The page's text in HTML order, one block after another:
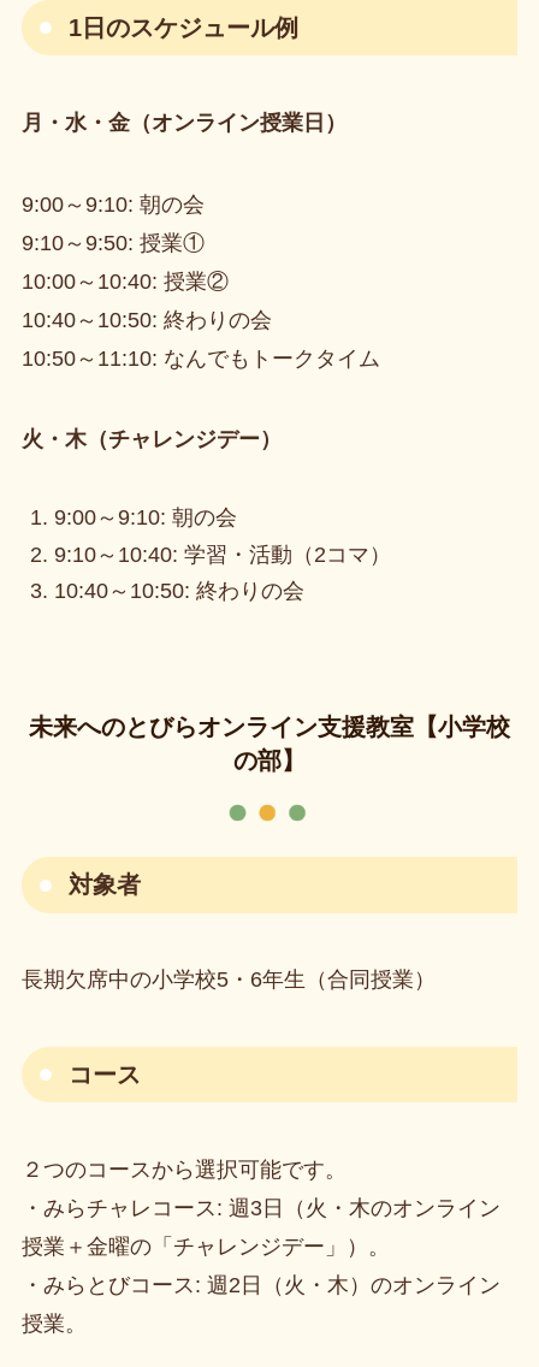
1日のスケジュール例
月・水・金（オンライン授業日）
9:00～9:10: 朝の会
9:10～9:50: 授業①
10:00～10:40: 授業②
10:40～10:50: 終わりの会
10:50～11:10: なんでもトークタイム
火・木（チャレンジデー）
9:00～9:10: 朝の会
9:10～10:40: 学習・活動（2コマ）
10:40～10:50: 終わりの会
未来へのとびらオンライン支援教室【小学校
の部】
対象者
長期欠席中の小学校5・6年生（合同授業）
コース
２つのコースから選択可能です。
・みらチャレコース: 週3日（火・木のオンライン
授業＋金曜の「チャレンジデー」）。
・みらとびコース: 週2日（火・木）のオンライン
授業。